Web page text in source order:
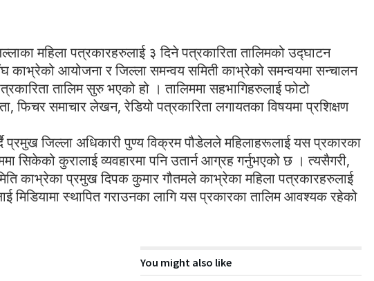
महिला पत्रकारहरुलाई ३ दिने पत्रकारिता तालिमको उद्घाटन
काभ्रेको आयोजना र जिल्ला समन्वय समिती काभ्रेको समन्वयमा सन्चालन
तालिम सुरु भएको हो । तालिममा सहभागिहरुलाई फोटो
फिचर समाचार लेखन, रेडियो पत्रकारिता लगायतका विषयमा प्रशिक्षण
प्रमुख जिल्ला अधिकारी पुण्य विक्रम पौडेलले महिलाहरूलाई यस प्रकारका
सिकेको कुरालाई व्यवहारमा पनि उतार्न आग्रह गर्नुभएको छ । त्यसैगरी,
काभ्रेका प्रमुख दिपक कुमार गौतमले काभ्रेका महिला पत्रकारहरुलाई
मिडियामा स्थापित गराउनका लागि यस प्रकारका तालिम आवश्यक रहेको
You might also like